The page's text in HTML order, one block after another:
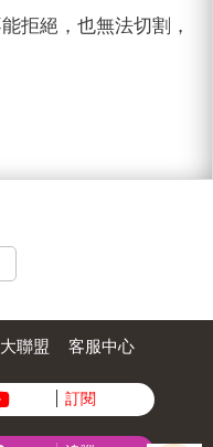
拒絕，也無法切割，
聯盟 客服中心
訂閱